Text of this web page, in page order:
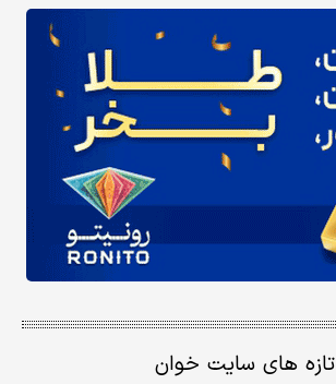
تازه های سایت خوان